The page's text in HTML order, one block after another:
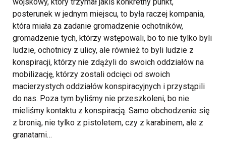
posterunek w jednym miejscu, to była raczej kompania,
która miała za zadanie gromadzenie ochotników,
gromadzenie tych, którzy wstępowali, bo to nie tylko byli
ludzie, ochotnicy z ulicy, ale również to byli ludzie z
konspiracji, którzy nie zdążyli do swoich oddziałów na
mobilizację, którzy zostali odcięci od swoich
macierzystych oddziałów konspiracyjnych i przystąpili
do nas. Poza tym byliśmy nie przeszkoleni, bo nie
mieliśmy kontaktu z konspiracją. Samo obchodzenie się
z bronią, nie tylko z pistoletem, czy z karabinem, ale z
granatami…